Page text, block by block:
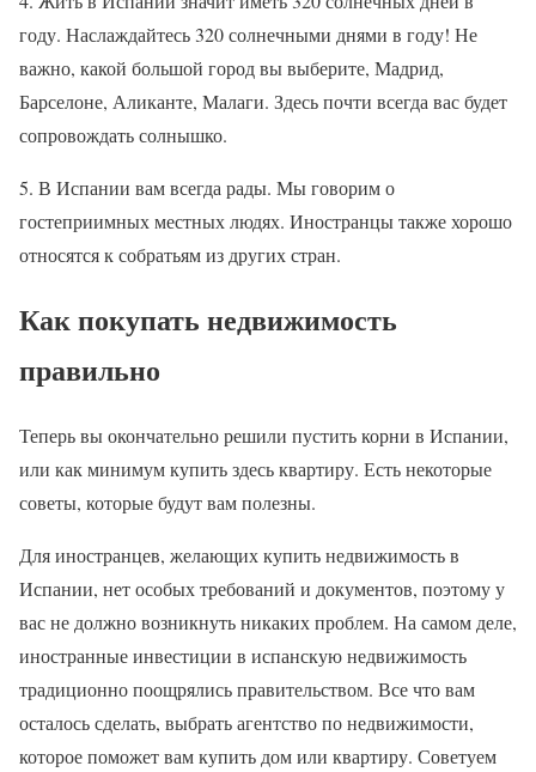
году. Наслаждайтесь 320 солнечными днями в году! Не
важно, какой большой город вы выберите, Мадрид,
Барселоне, Аликанте, Малаги. Здесь почти всегда вас будет
сопровождать солнышко.
5. В Испании вам всегда рады. Мы говорим о
гостеприимных местных людях. Иностранцы также хорошо
относятся к собратьям из других стран.
Как покупать недвижимость
правильно
Теперь вы окончательно решили пустить корни в Испании,
или как минимум купить здесь квартиру. Есть некоторые
советы, которые будут вам полезны.
Для иностранцев, желающих купить недвижимость в
Испании, нет особых требований и документов, поэтому у
вас не должно возникнуть никаких проблем. На самом деле,
иностранные инвестиции в испанскую недвижимость
традиционно поощрялись правительством. Все что вам
осталось сделать, выбрать агентство по недвижимости,
которое поможет вам купить дом или квартиру. Советуем